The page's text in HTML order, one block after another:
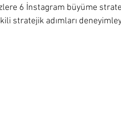
6 İnstagram büyüme
stratejik adımları